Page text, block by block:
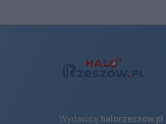
Wydawcą halorzeszow.pl